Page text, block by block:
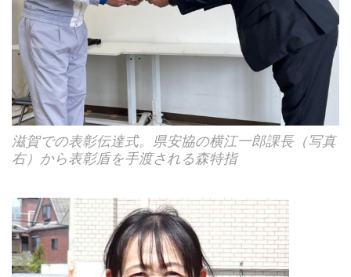
滋賀での表彰伝達式。県安協の横江一郎課長（写真
右）から表彰盾を手渡される森特指